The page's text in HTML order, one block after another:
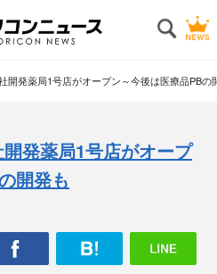
開発薬局1号店がオープン～今後は医療品PBの
発薬局1号店がオープ
開発も